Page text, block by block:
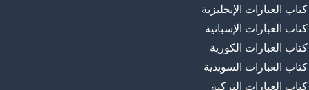
كتاب العبارات الإنجليزية
كتاب العبارات الإسبانية
كتاب العبارات الكورية
كتاب العبارات السويدية
كتاب العبارات التركية